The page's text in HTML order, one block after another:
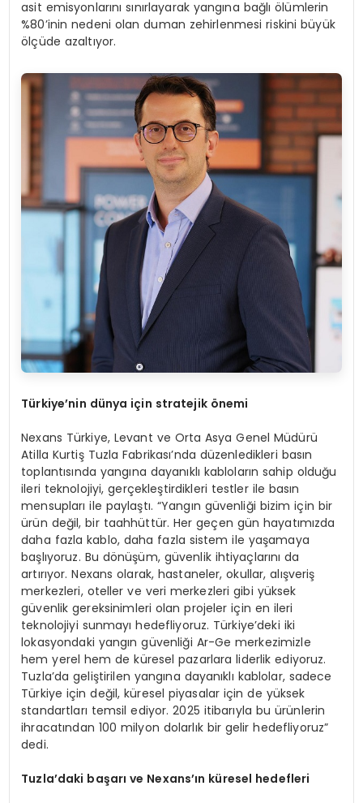
asit emisyonlarını sınırlayarak yangına bağlı ölümlerin
%80’inin nedeni olan duman zehirlenmesi riskini büyük
ölçüde azaltıyor.
Türkiye’nin dünya için stratejik önemi
Nexans Türkiye, Levant ve Orta Asya Genel Müdürü
Atilla Kurtiş Tuzla Fabrikası’nda düzenledikleri basın
toplantısında yangına dayanıklı kabloların sahip olduğu
ileri teknolojiyi, gerçekleştirdikleri testler ile basın
mensupları ile paylaştı. “Yangın güvenliği bizim için bir
ürün değil, bir taahhüttür. Her geçen gün hayatımızda
daha fazla kablo, daha fazla sistem ile yaşamaya
başlıyoruz. Bu dönüşüm, güvenlik ihtiyaçlarını da
artırıyor. Nexans olarak, hastaneler, okullar, alışveriş
merkezleri, oteller ve veri merkezleri gibi yüksek
güvenlik gereksinimleri olan projeler için en ileri
teknolojiyi sunmayı hedefliyoruz. Türkiye’deki iki
lokasyondaki yangın güvenliği Ar-Ge merkezimizle
hem yerel hem de küresel pazarlara liderlik ediyoruz.
Tuzla’da geliştirilen yangına dayanıklı kablolar, sadece
Türkiye için değil, küresel piyasalar için de yüksek
standartları temsil ediyor. 2025 itibarıyla bu ürünlerin
ihracatından 100 milyon dolarlık bir gelir hedefliyoruz”
dedi.
Tuzla’daki başarı ve Nexans’ın küresel hedefleri